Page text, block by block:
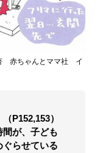
赤ちゃんとママ社 イ
P152,153）
が、子ども
らせている